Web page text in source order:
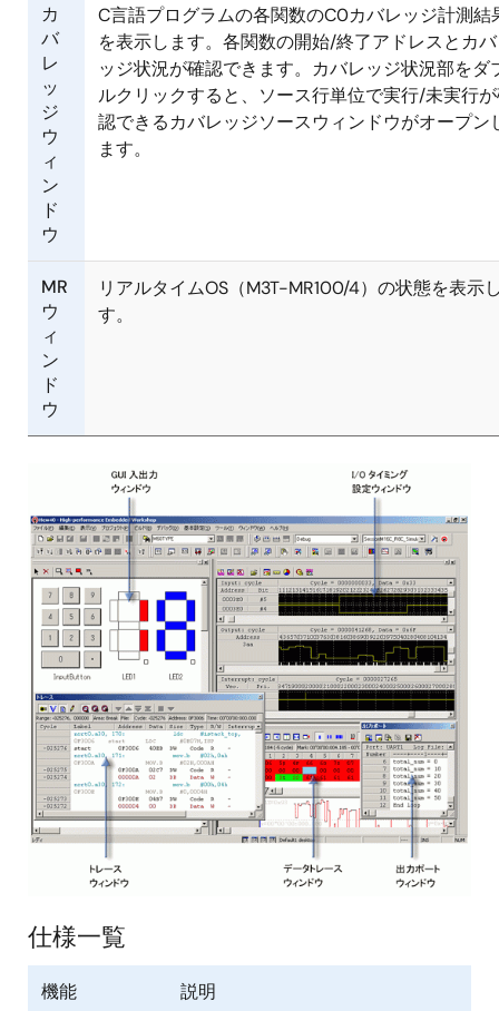
カ
バ
レ
ッ
ジ
ウ
ィ
ン
ド
ウ
C言語プログラムの各関数のC0カバレッジ計測結
を表示します。各関数の開始/終了アドレスとカ
ッジ状況が確認できます。カバレッジ状況部をダ
ルクリックすると、ソース行単位で実行/未実行
認できるカバレッジソースウィンドウがオープン
ます。
MR
ウ
ィ
ン
ド
ウ
リアルタイムOS（M3T-MR100/4）の状態を表示
す。
仕様一覧
機能 説明